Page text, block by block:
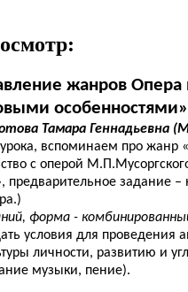
жанров Опера
Тамара Геннадьевна
вспоминаем про жанр
с оперой
предварительное задание –
форма -
условия для проведения
личности, развитию и
музыки, пение).